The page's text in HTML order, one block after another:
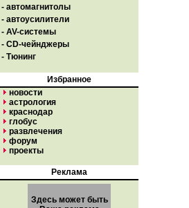
- автомагнитолы
- автоусилители
- AV-системы
- CD-чейнджеры
- Тюнинг
Избранное
новости
астрология
краснодар
глобус
развлечения
форум
проекты
Реклама
Здесь может быть